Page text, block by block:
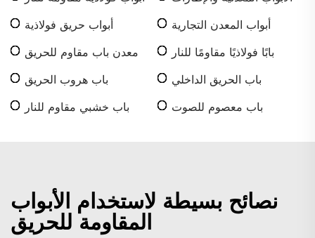
أبواب المعدن التجارية
أبواب حريق فولاذية
بابًا فولاذيًا مقاومًا للنار
معدن باب مقاوم للحريق
باب الحريق الداخلي
باب هروب الحريق
باب معصوم للصوت
باب خشبي مقاوم للنار
نصائح بسيطة لاستخدام الأبواب
المقاومة للحريق